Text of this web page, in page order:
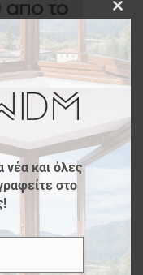
νέα και όλες
στο